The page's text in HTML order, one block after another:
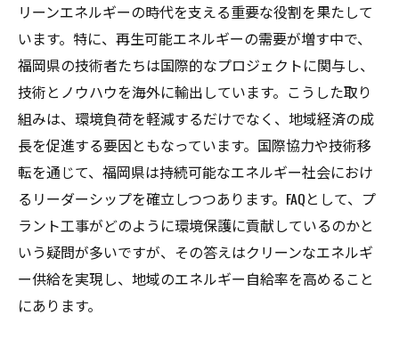
リーンエネルギーの時代を支える重要な役割を果たして
います。特に、再生可能エネルギーの需要が増す中で、
福岡県の技術者たちは国際的なプロジェクトに関与し、
技術とノウハウを海外に輸出しています。こうした取り
組みは、環境負荷を軽減するだけでなく、地域経済の成
長を促進する要因ともなっています。国際協力や技術移
転を通じて、福岡県は持続可能なエネルギー社会におけ
るリーダーシップを確立しつつあります。FAQとして、プ
ラント工事がどのように環境保護に貢献しているのかと
いう疑問が多いですが、その答えはクリーンなエネルギ
ー供給を実現し、地域のエネルギー自給率を高めること
にあります。